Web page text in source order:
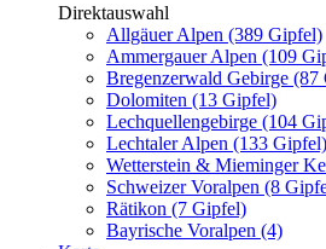
Direktauswahl
Allgäuer Alpen (389 Gipfel)
Ammergauer Alpen (109
Bregenzerwald Gebirge (87
Dolomiten (13 Gipfel)
Lechquellengebirge (104
Lechtaler Alpen (133 Gipfel)
Wetterstein & Mieminger
Schweizer Voralpen (8
Rätikon (7 Gipfel)
Bayrische Voralpen (4)